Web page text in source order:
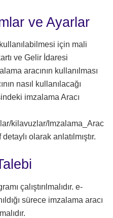
ve Ayarlar
için mali
ve Gelir İdaresi
aracının kullanılması
nasıl kullanılacağı
imzalama Aracı
kilavuzlar/Imzalama_Arac
olarak anlatılmıştır.
çalıştırılmalıdır. e-
sürece imzalama aracı